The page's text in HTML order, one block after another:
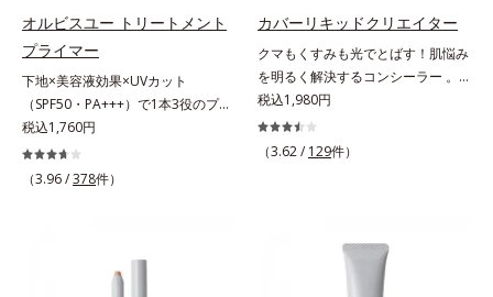
オルビスユー トリートメント
プライマー
下地×美容液効果×UVカット
（SPF50・PA+++）で1本3役のプラ
イマー。凹凸をつるんとなめらかに
(*1)整え、化粧ノリUPの高機能化粧
下地。“塗るたび高まる、素肌の美
る高機能化粧下地毛穴や小ジワの凹
税込1,760円
（3.96 /378件）
カバーリキッドクリエイター
クマもくすみも光でとばす！肌悩み
を明るく解決するコンシーラー 。
クマやくすみ(*)、年齢肌の抱えるお
悩みを、光で飛ばしてカバーするコ
ンシーラーです。黄ぐすみをカバー
なテクスチャーのリキッドコンシー
ラーでのびがよく、凹凸のある目元
税込1,980円
（3.62 / 129件）